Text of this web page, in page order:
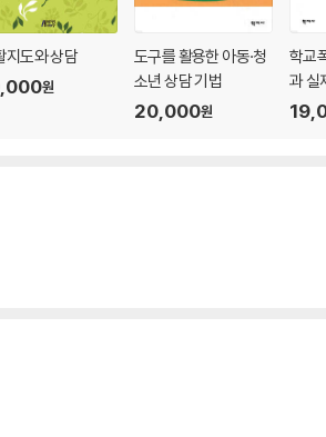
지도와 상담
원
도구를 활용한 아동·청
소년 상담 기법
20,000원
학교
과 실